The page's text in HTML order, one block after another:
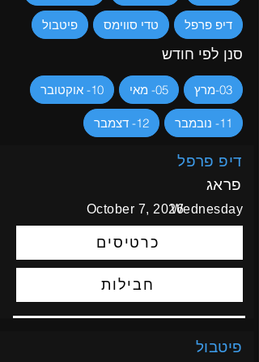
דיפ פרפל טדי סווימס פיטבול
סנן לפי חודש
03-מרץ 05- מאי 10- אוקטובר
11- נובמבר 12- דצמבר
דיפ פרפל
פראג
Wednesday
October 7, 2026
כרטיסים
חבילות
פיטבול